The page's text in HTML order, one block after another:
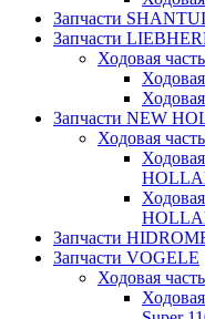
Запчасти SHANTUI
Запчасти
Ходовая
Запчасти NEW
Ходовая
Запчасти
Запчасти VOGELE
Ходовая часть